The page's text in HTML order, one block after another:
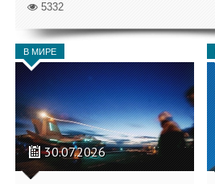
5332
В МИРЕ
30.07.2026